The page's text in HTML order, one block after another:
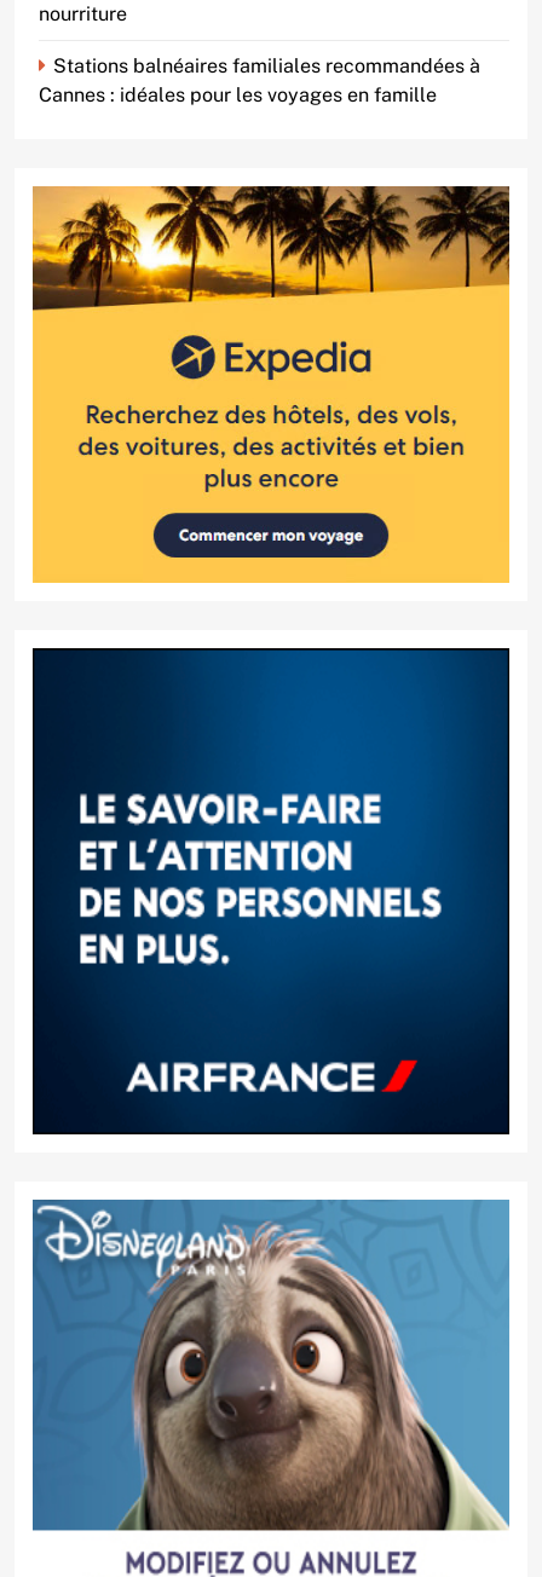
nourriture
Stations balnéaires familiales recommandées à
Cannes : idéales pour les voyages en famille